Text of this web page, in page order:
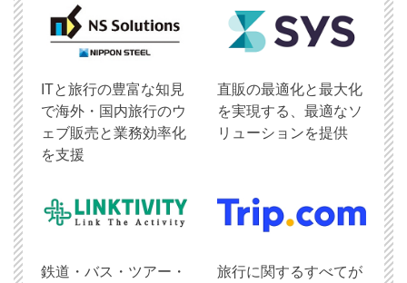
ITと旅行の豊富な知見
で海外・国内旅行のウ
ェブ販売と業務効率化
を支援
直販の最適化と最大化
を実現する、最適なソ
リューションを提供
鉄道・バス・ツアー・
旅行に関するすべてが